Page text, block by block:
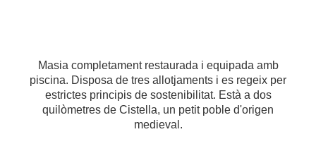
Masia completament restaurada i equipada amb
piscina. Disposa de tres allotjaments i es regeix per
estrictes principis de sostenibilitat. Està a dos
quilòmetres de Cistella, un petit poble d'origen
medieval.